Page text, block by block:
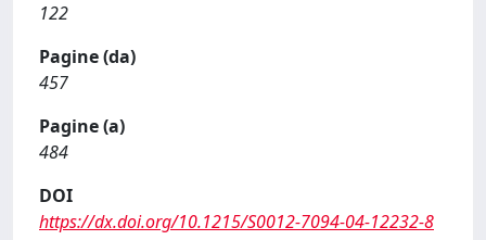
122
Pagine (da)
457
Pagine (a)
484
DOI
https://dx.doi.org/10.1215/S0012-7094-04-12232-8